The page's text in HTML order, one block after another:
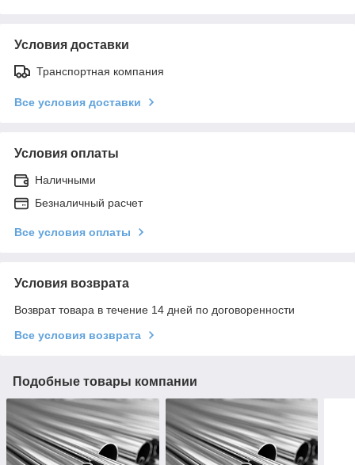
Условия доставки
Транспортная компания
Все условия доставки
Условия оплаты
Наличными
Безналичный расчет
Все условия оплаты
Условия возврата
Возврат товара в течение 14 дней по договоренности
Все условия возврата
Подобные товары компании